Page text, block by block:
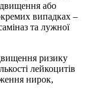
або
випадках –
та лужної
ризику
лейкоцитів
нирок,